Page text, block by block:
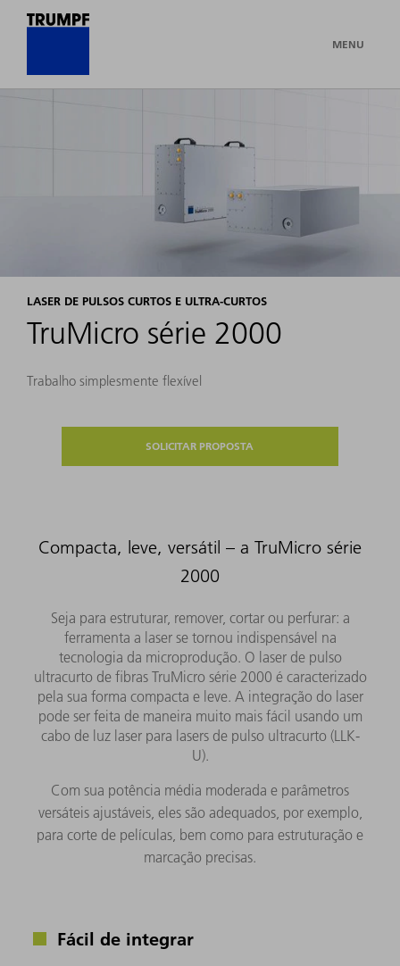
MENU
LASER DE PULSOS CURTOS E ULTRA-CURTOS
TruMicro série 2000
Trabalho simplesmente flexível
SOLICITAR PROPOSTA
Compacta, leve, versátil – a TruMicro série
2000
Seja para estruturar, remover, cortar ou perfurar: a
ferramenta a laser se tornou indispensável na
tecnologia da microprodução. O laser de pulso
ultracurto de fibras TruMicro série 2000 é caracterizado
pela sua forma compacta e leve. A integração do laser
pode ser feita de maneira muito mais fácil usando um
cabo de luz laser para lasers de pulso ultracurto (LLK-
U).
Com sua potência média moderada e parâmetros
versáteis ajustáveis, eles são adequados, por exemplo,
para corte de películas, bem como para estruturação e
marcação precisas.
Fácil de integrar